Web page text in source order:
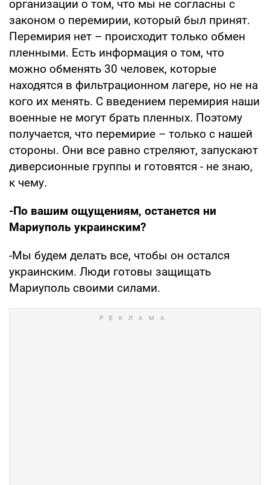
организации о том, что мы не согласны с
законом о перемирии, который был принят.
Перемирия нет – происходит только обмен
пленными. Есть информация о том, что
можно обменять 30 человек, которые
находятся в фильтрационном лагере, но не на
кого их менять. С введением перемирия наши
военные не могут брать пленных. Поэтому
получается, что перемирие – только с нашей
стороны. Они все равно стреляют, запускают
диверсионные группы и готовятся - не знаю,
к чему.
-По вашим ощущениям, останется ни
Мариуполь украинским?
-Мы будем делать все, чтобы он остался
украинским. Люди готовы защищать
Мариуполь своими силами.